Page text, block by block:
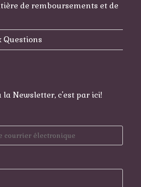
de remboursements et de
Questions
la Newsletter, c'est par ici!